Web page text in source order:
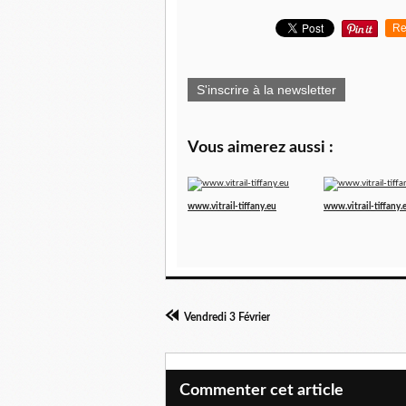
S'inscrire à la newsletter
Vous aimerez aussi :
www.vitrail-tiffany.eu
www.vitrail-
Vendredi 3 Février
Commenter cet article